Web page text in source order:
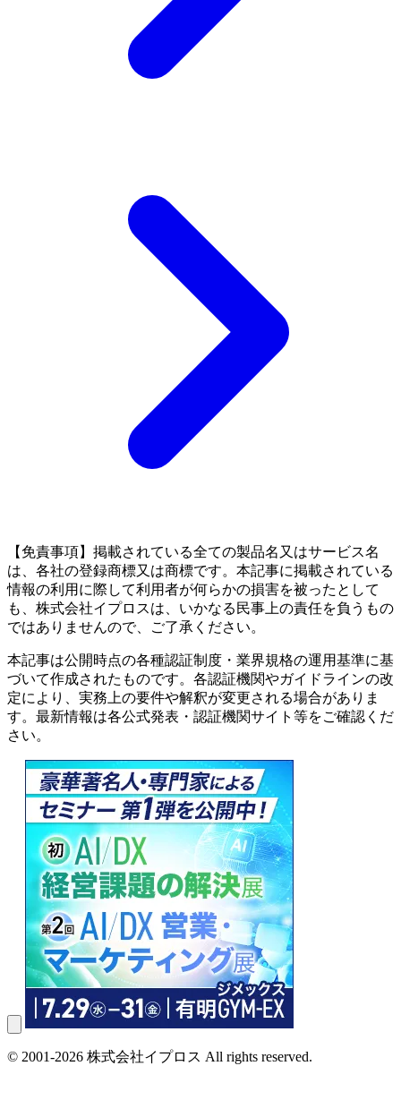
【免責事項】掲載されている全ての製品名又はサービス名
は、各社の登録商標又は商標です。本記事に掲載されている
情報の利用に際して利用者が何らかの損害を被ったとして
も、株式会社イプロスは、いかなる民事上の責任を負うもの
ではありませんので、ご了承ください。
本記事は公開時点の各種認証制度・業界規格の運用基準に基
づいて作成されたものです。各認証機関やガイドラインの改
定により、実務上の要件や解釈が変更される場合がありま
す。最新情報は各公式発表・認証機関サイト等をご確認くだ
さい。
© 2001-2026 株式会社イプロス All rights reserved.